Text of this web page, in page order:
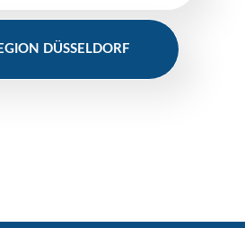
DÜSSELDORF